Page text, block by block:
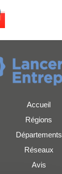
Accueil
Régions
Départements
Réseaux
Avis